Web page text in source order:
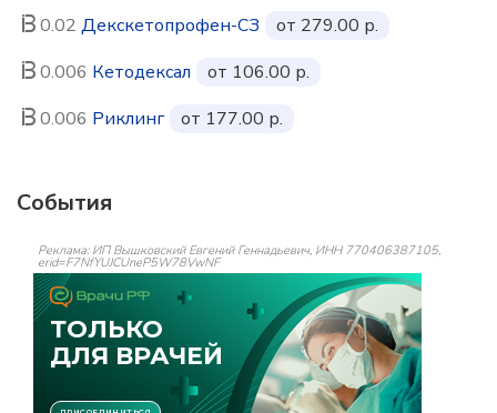
0.02 Декскетопрофен-СЗ
от 279.00 р.
0.006 Кетодексал
от 106.00 р.
0.006 Риклинг от 177.00 р.
События
Реклама: ИП Вышковский Евгений Геннадьевич, ИНН 770406387105,
erid=F7NfYUJCUneP5W78VwNF